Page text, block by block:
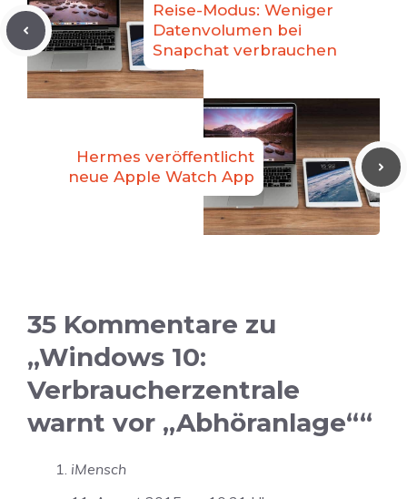
Reise-Modus: Weniger
Datenvolumen bei
Snapchat verbrauchen
Hermes veröffentlicht
neue Apple Watch App
35 Kommentare zu
„Windows 10:
Verbraucherzentrale
warnt vor „Abhöranlage““
iMensch